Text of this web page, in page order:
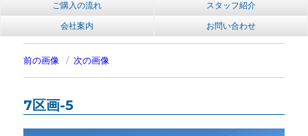
ご購入の流れ スタッフ紹介
会社案内 お問い合わせ
前の画像 次の画像
7区画-5